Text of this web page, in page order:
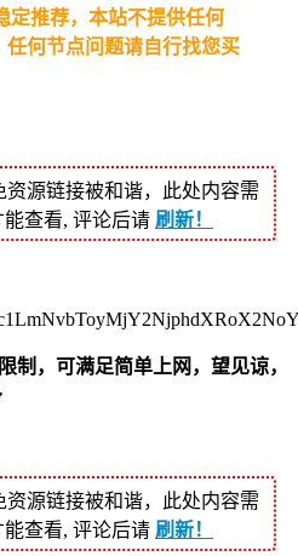
定推荐，本站不提供任何
何节点问题请自行找您买
资源链接被和谐，此处内容需
能查看, 评论后请 刷新！
制，可满足简单上网，望见谅，
资源链接被和谐，此处内容需
能查看, 评论后请 刷新！